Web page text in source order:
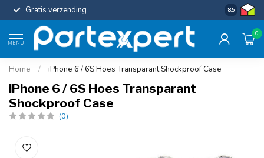
Gratis verzending Uniforme
8.5
MENU
0
Home / iPhone 6 / 6S Hoes Transparant Shockproof Case
iPhone 6 / 6S Hoes Transparant
Shockproof Case
(0)